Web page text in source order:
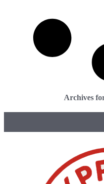
Archives